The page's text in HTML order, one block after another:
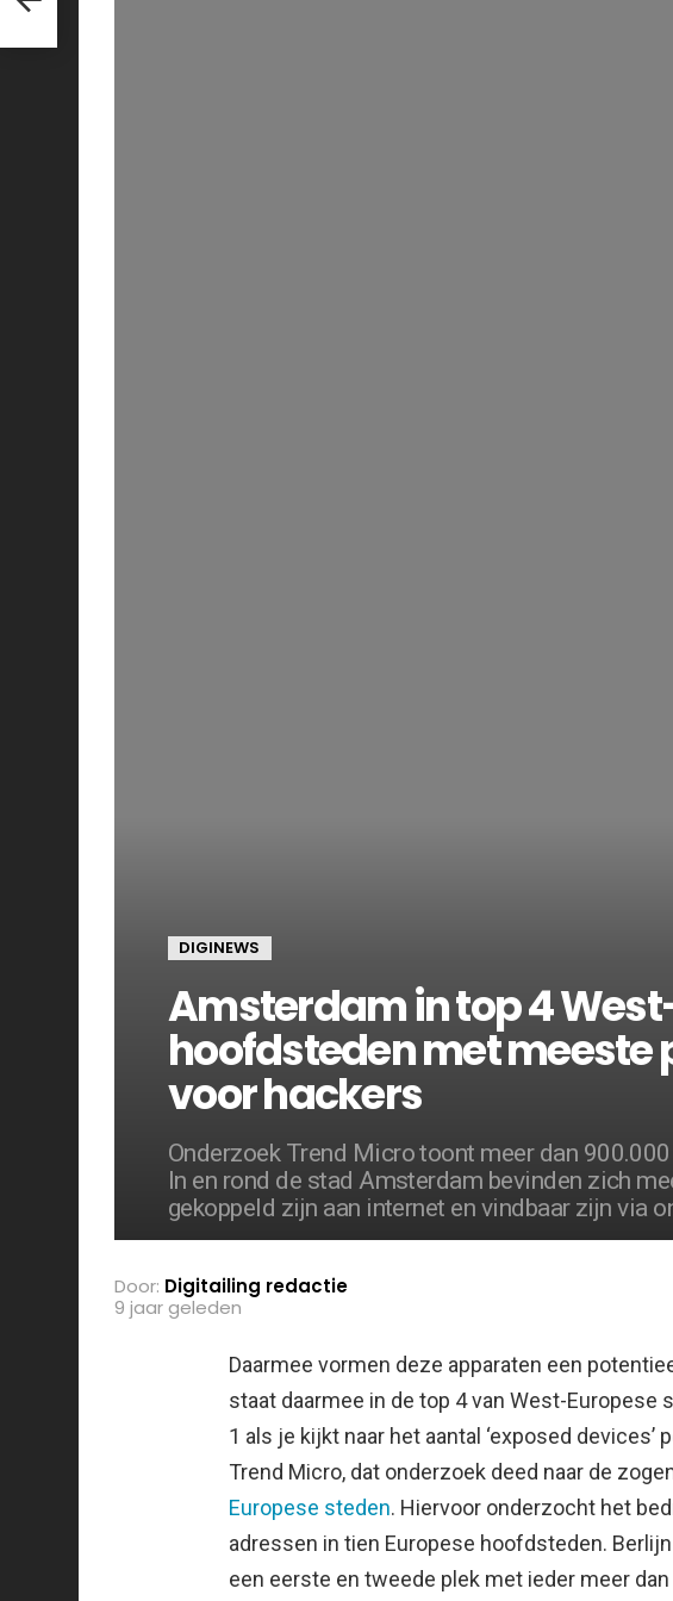
DIGINEWS
Amsterdam in top 4
hoofdsteden met
voor hackers
Onderzoek Trend Micro toont meer dan
In en rond de stad Amsterdam bevinden zich
gekoppeld zijn aan internet en vindbaar zijn via
Door: Digitailing redactie
9 jaar geleden
Daarmee vormen deze apparaten een
staat daarmee in de top 4 van West-
1 als je kijkt naar het aantal ‘exposed devices’
Trend Micro, dat onderzoek deed naar de
Europese steden. Hiervoor onderzocht het
adressen in tien Europese hoofdsteden.
een eerste en tweede plek met ieder meer